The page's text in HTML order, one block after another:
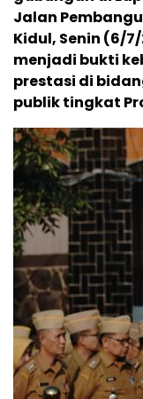
Jalan
Kidul, Senin (6/
menjadi bukti
prestasi di
publik tingkat